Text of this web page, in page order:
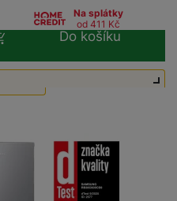
Na splátky
od 411 Kč
Do košíku